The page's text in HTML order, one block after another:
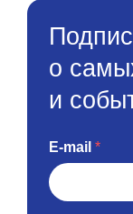
о
и
E-mail